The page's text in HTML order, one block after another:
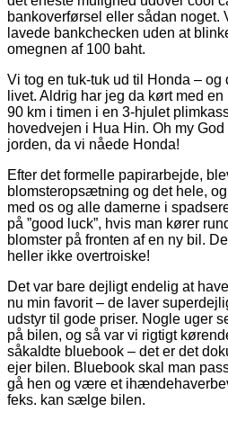
bankoverførsel eller sådan noget.
lavede bankchecken uden at
omegnen af 100 baht.
Vi tog en tuk-tuk ud til Honda – og
livet. Aldrig har jeg da kørt med
90 km i timen i en 3-hjulet
hovedvejen i Hua Hin. Oh my
jorden, da vi nåede Honda!
Efter det formelle papirarbejde,
blomsteropsætning og det hele,
med os og alle damerne i
på ”good luck”, hvis man kører
blomster på fronten af en ny bil.
heller ikke overtroiske!
Det var bare dejligt endelig at
nu min favorit – de laver
udstyr til gode priser. Nogle uger
på bilen, og så var vi rigtigt
såkaldte bluebook – det er det
ejer bilen. Bluebook skal man
gå hen og være et
feks. kan sælge bilen.